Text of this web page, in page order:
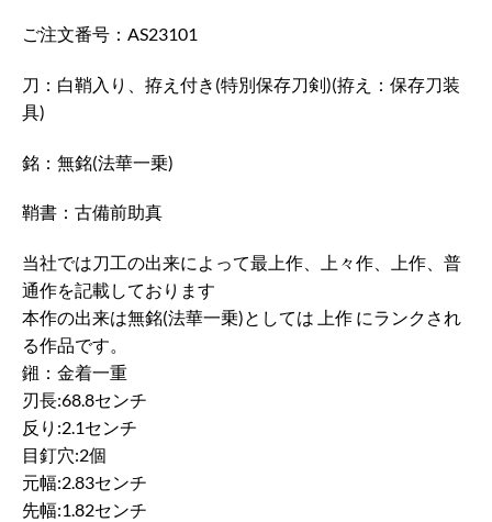
ご注文番号：AS23101
刀：白鞘入り、拵え付き(特別保存刀剣)(拵え：保存刀装
具)
銘：無銘(法華一乗)
鞘書：古備前助真
当社では刀工の出来によって最上作、上々作、上作、普
通作を記載しております
本作の出来は無銘(法華一乗)としては 上作 にランクされ
る作品です。
鎺：金着一重
刃長:68.8センチ
反り:2.1センチ
目釘穴:2個
元幅:2.83センチ
先幅:1.82センチ